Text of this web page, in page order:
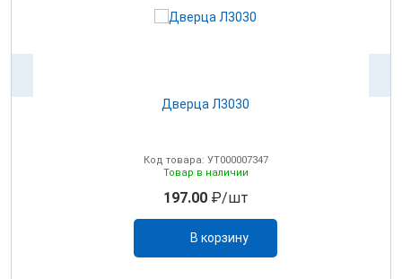
Дверца Л3030
Код товара: УТ000007347
Товар в наличии
197.00₽/шт
В корзину